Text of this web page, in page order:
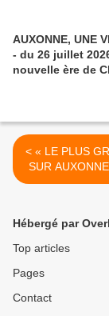
AUXONNE, UNE
- du 26 juillet
nouvelle ère de
< « LE PLUS GROS LIVRE
SUR
mai 2026
Hébergé par
Top articles
Pages
Contact